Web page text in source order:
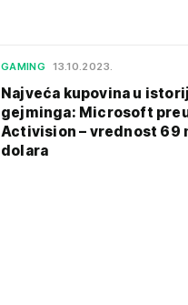
GAMING 13.10.2023.
Najveća kupovina u
gejminga: Microsoft
Activision – vrednost 69
dolara